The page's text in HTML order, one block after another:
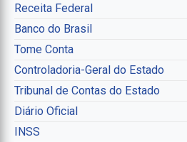
Receita Federal
Banco do Brasil
Tome Conta
Controladoria-Geral do Estado
Tribunal de Contas do Estado
Diário Oficial
INSS